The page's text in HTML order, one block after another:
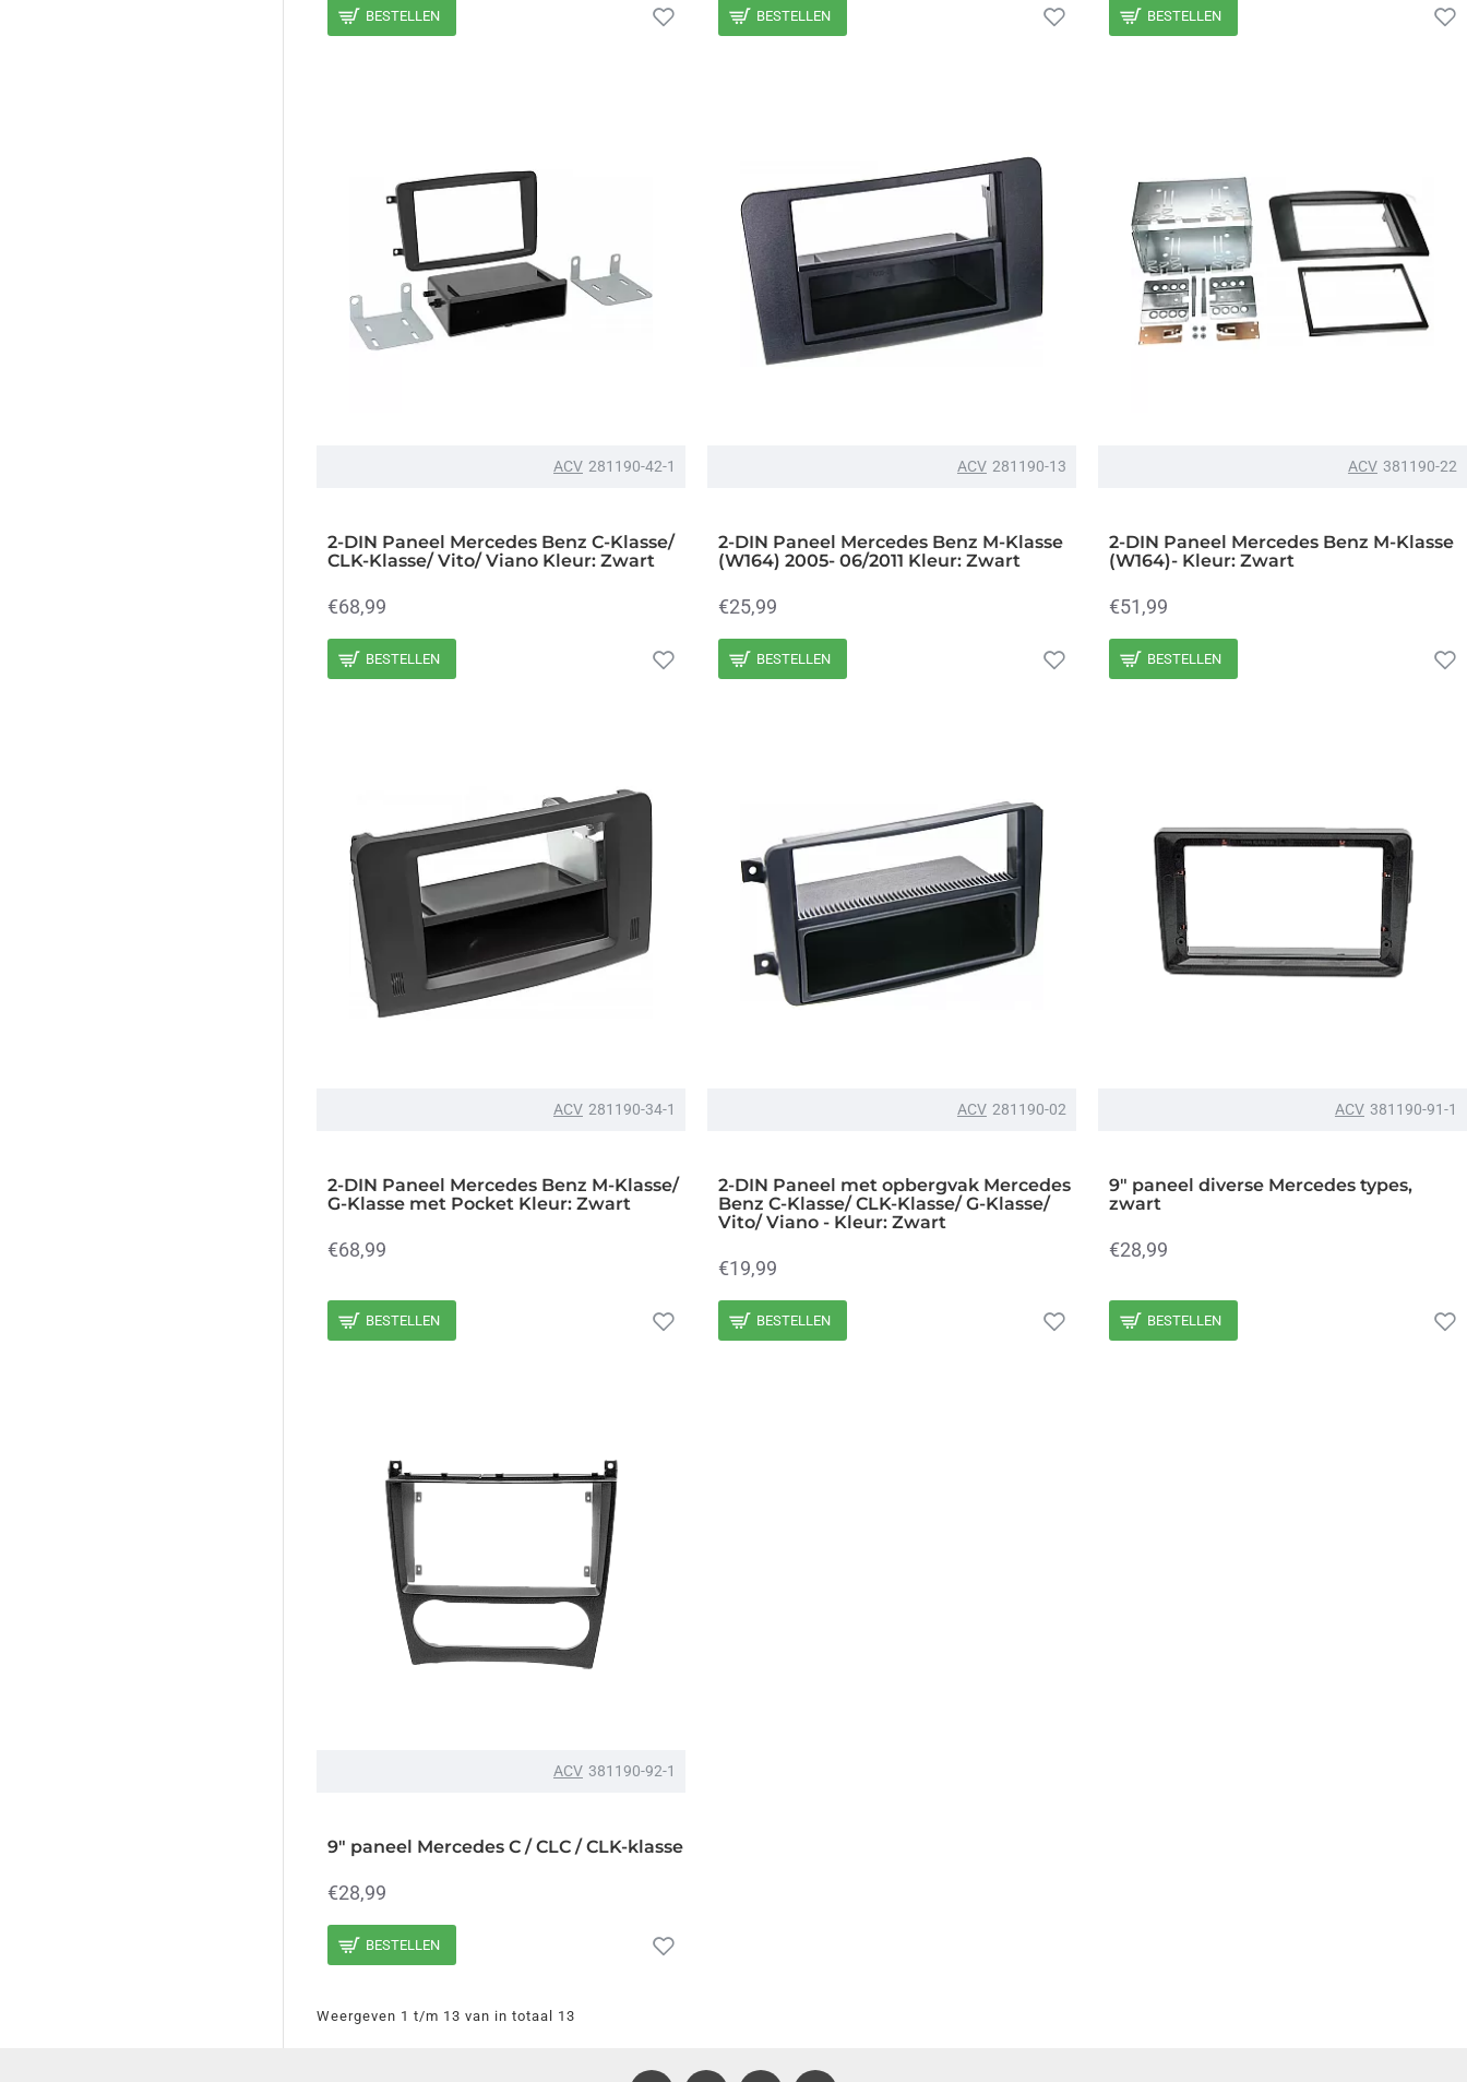
BESTELLEN BESTELLEN BESTELLEN
ACV 281190-42-1
2-DIN Paneel Mercedes Benz C-Klasse/
CLK-Klasse/ Vito/ Viano Kleur: Zwart
€68,99
BESTELLEN
ACV 281190-13
2-DIN Paneel Mercedes Benz M-Klasse
(W164) 2005- 06/2011 Kleur: Zwart
€25,99
BESTELLEN
ACV 381190-22
2-DIN Paneel Mercedes Benz M-Klasse
(W164)- Kleur: Zwart
€51,99
BESTELLEN
ACV 281190-34-1
2-DIN Paneel Mercedes Benz M-Klasse/
G-Klasse met Pocket Kleur: Zwart
€68,99
BESTELLEN
ACV 281190-02
2-DIN Paneel met opbergvak Mercedes
Benz C-Klasse/ CLK-Klasse/ G-Klasse/
Vito/ Viano - Kleur: Zwart
€19,99
BESTELLEN
ACV 381190-91-1
9" paneel diverse Mercedes types,
zwart
€28,99
BESTELLEN
ACV 381190-92-1
9" paneel Mercedes C / CLC / CLK-klasse
€28,99
BESTELLEN
Weergeven 1 t/m 13 van in totaal 13